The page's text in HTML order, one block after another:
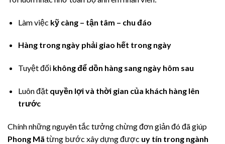
Làm việc kỹ càng – tận tâm – chu đáo
Hàng trong ngày phải giao hết trong ngày
Tuyệt đối không để dồn hàng sang ngày hôm sau
Luôn đặt quyền lợi và thời gian của khách hàng lên
trước
Chính những nguyên tắc tưởng chừng đơn giản đó đã giúp
Phong Mã từng bước xây dựng được uy tín trong ngành